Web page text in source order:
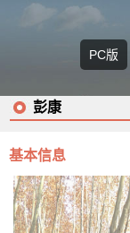
彭康
基本信息
PC版